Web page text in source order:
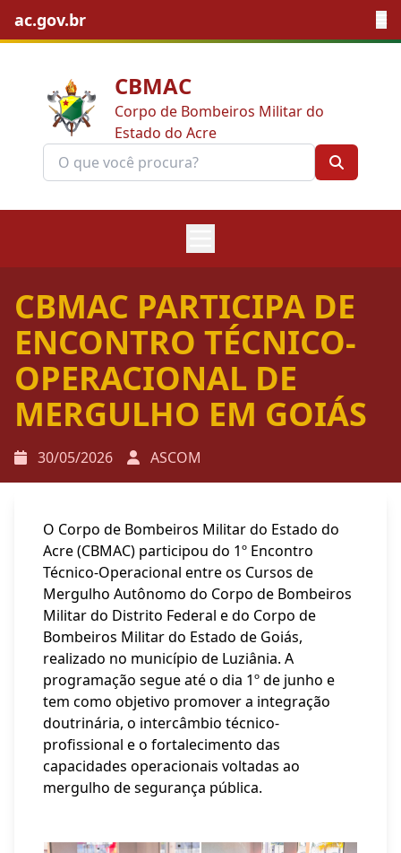
ac.gov.br
CBMAC
Corpo de Bombeiros Militar do
Estado do Acre
CBMAC PARTICIPA DE
ENCONTRO TÉCNICO-
OPERACIONAL DE
MERGULHO EM GOIÁS
30/05/2026 ASCOM
O Corpo de Bombeiros Militar do Estado do
Acre (CBMAC) participou do 1º Encontro
Técnico-Operacional entre os Cursos de
Mergulho Autônomo do Corpo de Bombeiros
Militar do Distrito Federal e do Corpo de
Bombeiros Militar do Estado de Goiás,
realizado no município de Luziânia. A
programação segue até o dia 1º de junho e
tem como objetivo promover a integração
doutrinária, o intercâmbio técnico-
profissional e o fortalecimento das
capacidades operacionais voltadas ao
mergulho de segurança pública.